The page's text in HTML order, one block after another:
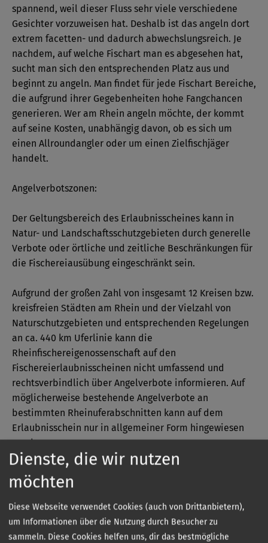
spannend, weil dieser Fluss sehr viele verschiedene
Gesichter vorzuweisen hat. Deshalb ist das angeln dort
extrem facetten- und dadurch abwechslungsreich. Je
nachdem, auf welche Fischart man es abgesehen hat,
sucht man sich den entsprechenden Platz aus und
beginnt zu angeln. Man findet für jede Fischart Bereiche,
die aufgrund ihrer Gegebenheiten hohe Fangchancen
generieren. Wer am Rhein angeln möchte, der kommt
auf seine Kosten, unabhängig davon, ob es sich um
einen Allroundangler oder um einen Zielfischjäger
handelt.
Angelverbotszonen:
Der Geltungsbereich des Erlaubnisscheines kann in
Natur- und Landschaftsschutzgebieten durch generelle
Verbote oder örtliche und zeitliche Beschränkungen für
die Fischereiausübung eingeschränkt sein.
Aufgrund der großen Zahl von insgesamt 12 Kreisen bzw.
kreisfreien Städten am Rhein und der Vielzahl von
Naturschutzgebieten und entsprechenden Regelungen
an ca. 440 km Uferlinie kann die
Rheinfischereigenossenschaft auf den
Fischereierlaubnisscheinen nicht umfassend und
rechtsverbindlich über Angelverbote informieren. Auf
möglicherweise bestehende Angelverbote an
bestimmten Rheinuferabschnitten kann auf dem
Erlaubnisschein nur in allgemeiner Form hingewiesen
werden:
„Der Erlaubnisschein gilt nicht bei örtlichen und / oder
zeitlichen Einschränkungen oder Verboten der
Fischereiausübung“
Dienste, die wir nutzen
möchten
Diese Webseite verwendet Cookies (auch von Drittanbietern),
um Informationen über die Nutzung durch Besucher zu
sammeln. Diese Cookies helfen uns, dir das bestmögliche